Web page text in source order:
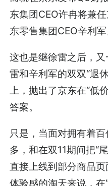
东集团CEO许冉将兼
东零售集团CEO辛利军
这也是继徐雷之后，又
雷和辛利军的双双“退
上，抛出了京东在“低
答案。
只是，当面对拥有着
多，和在双11期间把“
直接上线到部分商品
体验感的淘天来说，在